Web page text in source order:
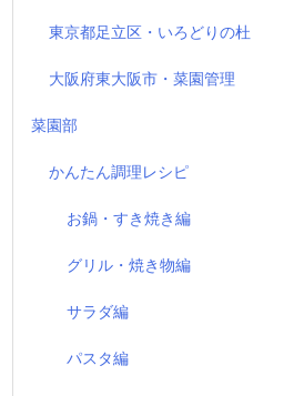
東京都足立区・いろどりの杜
大阪府東大阪市・菜園管理
菜園部
かんたん調理レシピ
お鍋・すき焼き編
グリル・焼き物編
サラダ編
パスタ編